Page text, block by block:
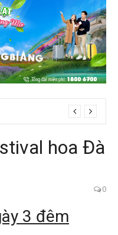
lịch Đà
Lạt
hoa Đà
0
3 đêm